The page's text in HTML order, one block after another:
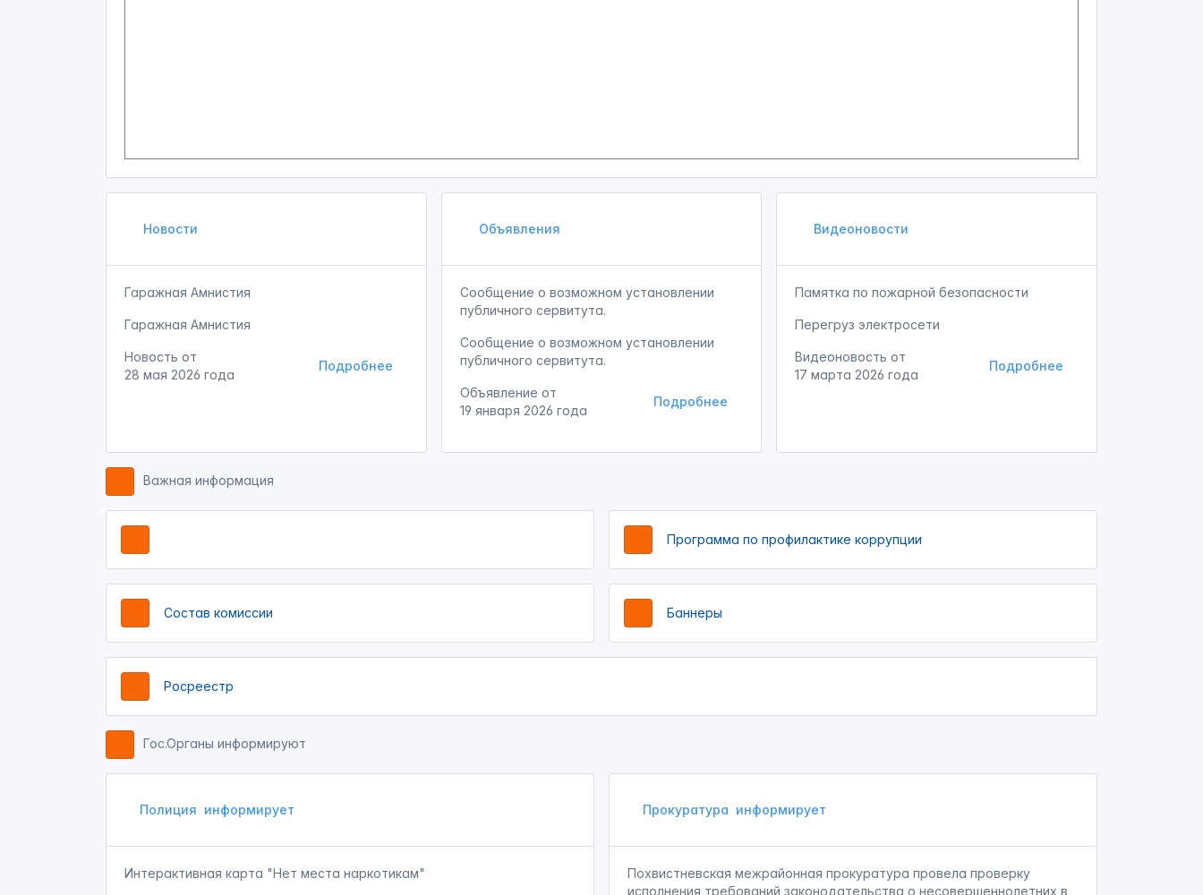
Новости
Гаражная Амнистия
Гаражная Амнистия
Подробнее
Новость от
28 мая 2026 года
Объявления
Сообщение о возможном установлении
публичного сервитута.
Сообщение о возможном установлении
публичного сервитута.
Подробнее
Объявление от
19 января 2026 года
Видеоновости
Памятка по пожарной безопасности
Перегруз электросети
Подробнее
Видеоновость от
17 марта 2026 года
Важная информация
Программа по профилактике коррупции
Состав комиссии Баннеры
Росреестр
Гос.Органы информируют
Полиция информирует
Интерактивная карта "Нет места наркотикам"
Прокуратура информирует
Похвистневская межрайонная прокуратура провела проверку
исполнения требований законодательства о несовершеннолетних в